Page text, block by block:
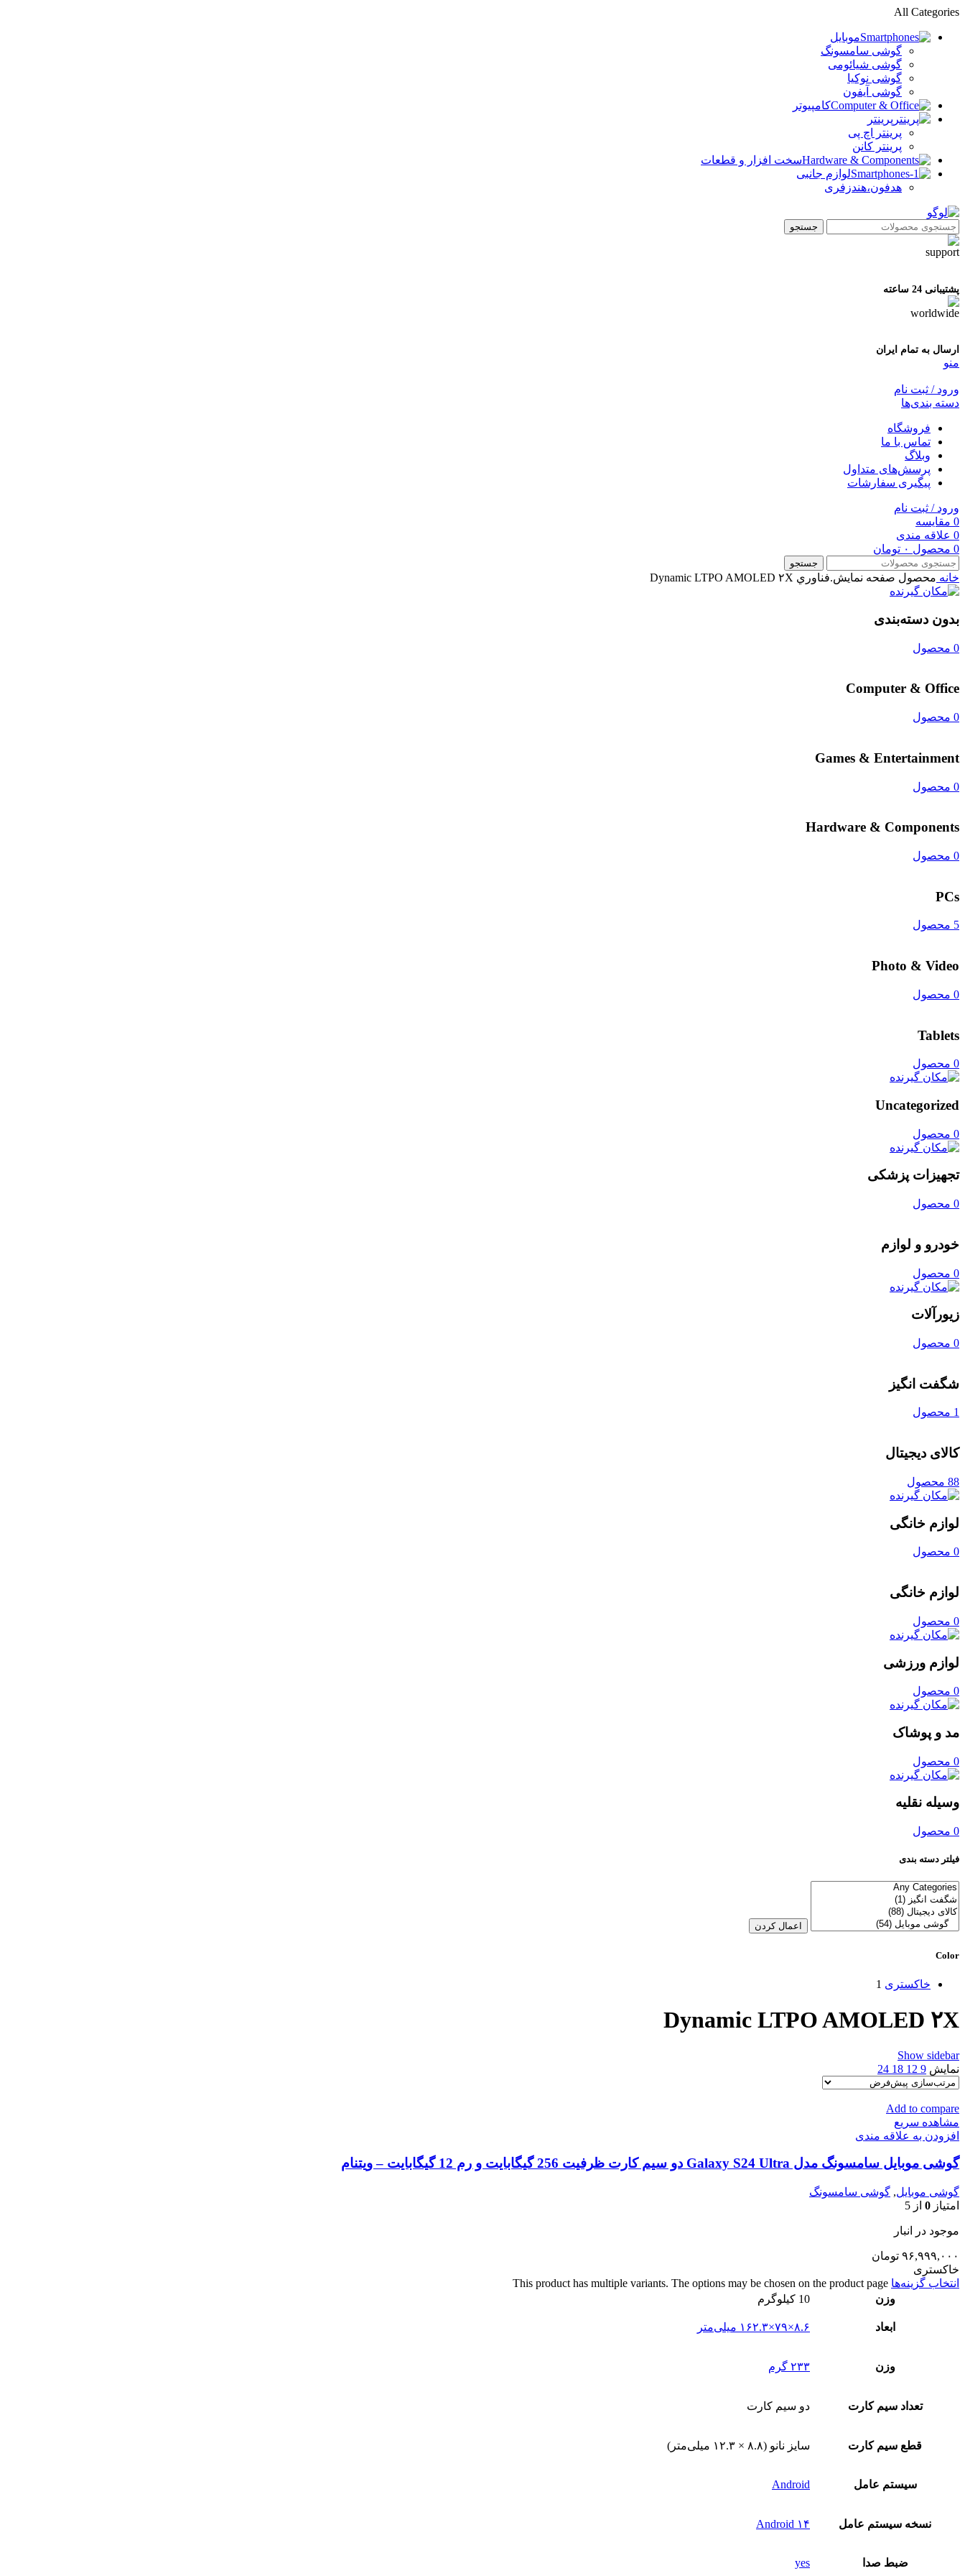
All Categories
موبایل
گوشی سامسونگ
گوشی شیائومی
گوشی نوکیا
گوشی آیفون
کامپیوتر
پرینتر
پرینتر اچ پی
پرینتر کانن
سخت افزار و قطعات
لوازم جانبی
هدفون،هندزفری
جستجو
پشتیبانی 24 ساعته
ارسال به تمام ایران
منو
ورود / ثبت نام
دسته بندی‌ها
فروشگاه
تماس با ما
وبلاگ
پرسش‌های متداول
پیگیری سفارشات
ورود / ثبت نام
0 مقایسه
0 علاقه مندی
0 محصول ۰ تومان
جستجو
خانه محصول صفحه نمايش.فناوري Dynamic LTPO AMOLED ۲X
بدون دسته‌بندی
0 محصول
Computer & Office
0 محصول
Games & Entertainment
0 محصول
Hardware & Components
0 محصول
PCs
5 محصول
Photo & Video
0 محصول
Tablets
0 محصول
Uncategorized
0 محصول
تجهیزات پزشکی
0 محصول
خودرو و لوازم
0 محصول
زیورآلات
0 محصول
شگفت انگیز
1 محصول
کالای دیجیتال
88 محصول
لوازم خانگی
0 محصول
لوازم خانگی
0 محصول
لوازم ورزشی
0 محصول
مد و پوشاک
0 محصول
وسیله نقلیه
0 محصول
فیلتر دسته بندی
اعمال کردن
Color
خاکستری 1
Dynamic LTPO AMOLED ۲X
Show sidebar
نمایش 9
12
18
24
Add to compare
مشاهده سریع
افزودن به علاقه مندی
گوشی موبایل سامسونگ مدل Galaxy S24 Ultra دو سیم کارت ظرفیت 256 گیگابایت و رم 12 گیگابایت – ویتنام
گوشی موبایل, گوشی سامسونگ
امتیاز 0 از 5
موجود در انبار
۹۶,۹۹۹,۰۰۰ تومان
خاکستری
انتخاب گزینه‌ها This product has multiple variants. The options may be chosen on the product page
وزن
10 کیلوگرم
ابعاد ۸.۶×۷۹×۱۶۲.۳ میلی‌متر
وزن ۲۳۳ گرم
تعداد سيم کارت دو سيم کارت
قطع سيم کارت سایز نانو (۸.۸ × ۱۲.۳ میلی‌متر)
سيستم عامل Android
نسخه سيستم عامل Android ۱۴
ضبط صدا yes